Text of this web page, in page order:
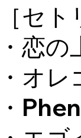
［セト
・恋
・オ
・